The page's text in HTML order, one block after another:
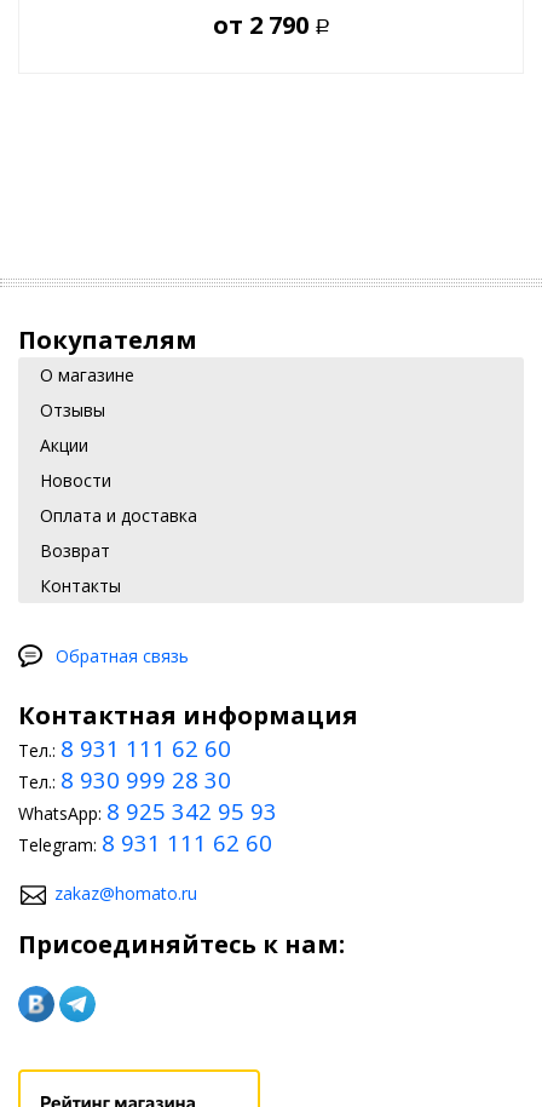
от 2 790 Р
Покупателям
О магазине
Отзывы
Акции
Новости
Оплата и доставка
Возврат
Контакты
Обратная связь
Контактная информация
Тел.: 8 931 111 62 60
Тел.: 8 930 999 28 30
WhatsApp: 8 925 342 95 93
Telegram: 8 931 111 62 60
zakaz@homato.ru
Присоединяйтесь к нам: